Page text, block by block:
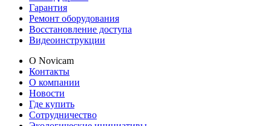
Гарантия
Ремонт оборудования
Восстановление доступа
Видеоинструкции
О Novicam
Контакты
О компании
Новости
Где купить
Сотрудничество